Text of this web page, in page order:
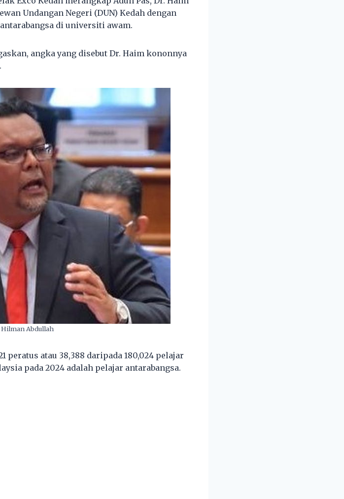
Undangan Negeri (DUN) Kedah dengan
di universiti awam.
angka yang disebut Dr. Haim kononnya
Hilman Abdullah
peratus atau 38,388 daripada 180,024 pelajar
pada 2024 adalah pelajar antarabangsa.